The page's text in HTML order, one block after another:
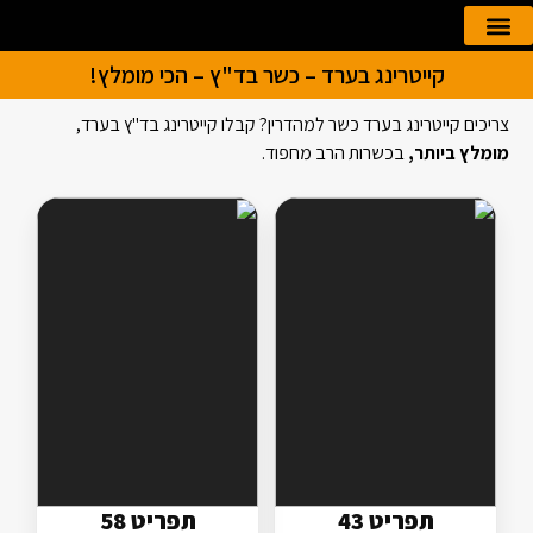
קייטרינג בערד – כשר בד"ץ – הכי מומלץ!
צריכים קייטרינג בערד כשר למהדרין? קבלו קייטרינג בד"ץ בערד,
מומלץ ביותר,בכשרות הרב מחפוד.
תפריט 43 תפריט 58